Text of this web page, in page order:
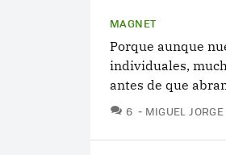
MAGNET
Porque aunque
individuales,
antes de que
6 COMENTARIOS
MIGUEL JORGE